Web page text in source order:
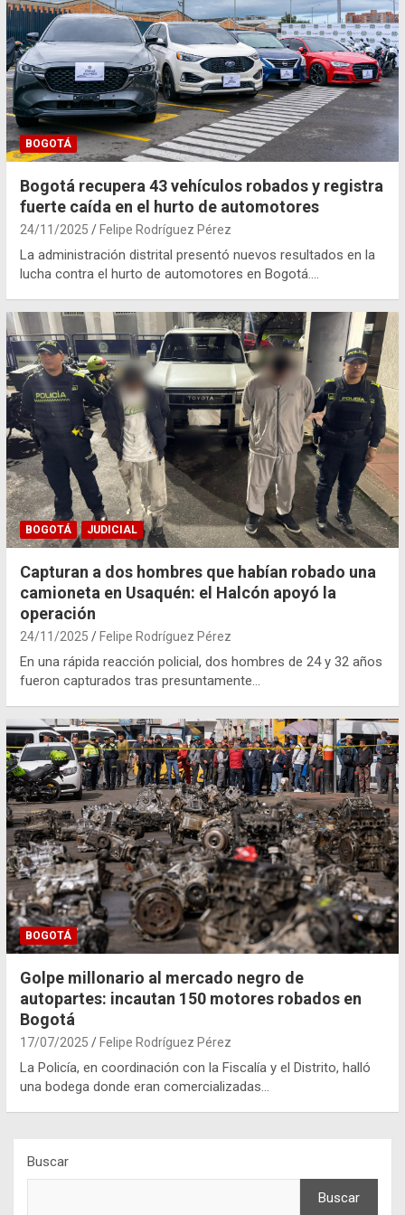
BOGOTÁ
Bogotá recupera 43 vehículos robados y registra
fuerte caída en el hurto de automotores
24/11/2025 Felipe Rodríguez Pérez
La administración distrital presentó nuevos resultados en la
lucha contra el hurto de automotores en Bogotá.…
BOGOTÁ JUDICIAL
Capturan a dos hombres que habían robado una
camioneta en Usaquén: el Halcón apoyó la
operación
24/11/2025 Felipe Rodríguez Pérez
En una rápida reacción policial, dos hombres de 24 y 32 años
fueron capturados tras presuntamente…
BOGOTÁ
Golpe millonario al mercado negro de
autopartes: incautan 150 motores robados en
Bogotá
17/07/2025 Felipe Rodríguez Pérez
La Policía, en coordinación con la Fiscalía y el Distrito, halló
una bodega donde eran comercializadas…
Buscar
Buscar